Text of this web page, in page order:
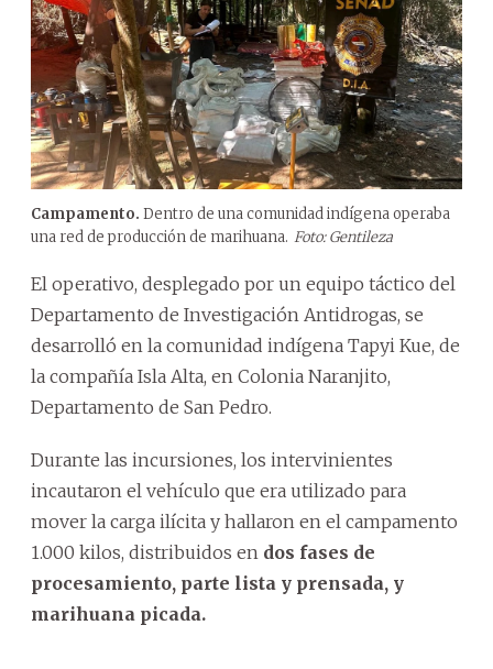
Campamento. Dentro de una comunidad indígena operaba
una red de producción de marihuana. Foto: Gentileza
El operativo, desplegado por un equipo táctico del
Departamento de Investigación Antidrogas, se
desarrolló en la comunidad indígena Tapyi Kue, de
la compañía Isla Alta, en Colonia Naranjito,
Departamento de San Pedro.
Durante las incursiones, los intervinientes
incautaron el vehículo que era utilizado para
mover la carga ilícita y hallaron en el campamento
1.000 kilos, distribuidos en dos fases de
procesamiento, parte lista y prensada, y
marihuana picada.